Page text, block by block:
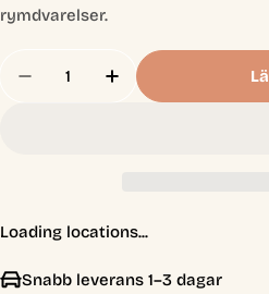
rymdvarelser.
Minska Antal För
Öka Antal För
Loading locations...
Snabb leverans 1–3 dagar